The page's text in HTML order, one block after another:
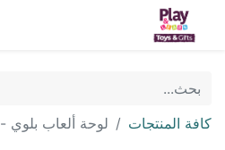
كافة المنتجات لوحة ألعاب بلوي - 1500024